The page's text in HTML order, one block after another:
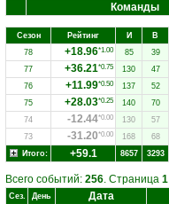
Команды
Сезон Рейтинг И В
78
+18.96*1.00 85 39
77
+36.21*0.75 130 47
76
+11.99*0.50 137 52
75
+28.03*0.25 140 70
74
-12.44*0.00 130 57
73
-31.20*0.00 168 68
Итого:
+59.1 8657 3293
Всего событий: 256. Страница 1
Сез. День Дата